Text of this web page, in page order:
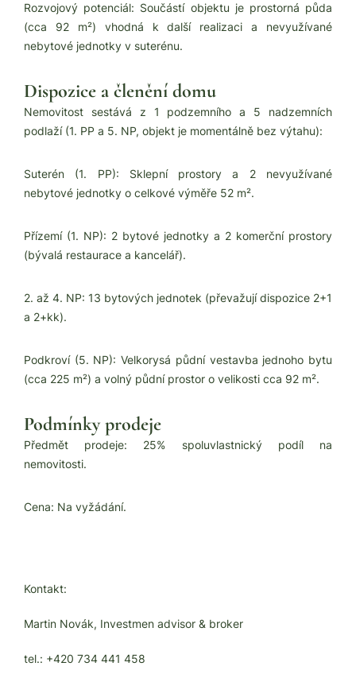
Rozvojový potenciál: Součástí objektu je prostorná půda
(cca 92 m²) vhodná k další realizaci a nevyužívané
nebytové jednotky v suterénu.
Dispozice a členění domu
Nemovitost sestává z 1 podzemního a 5 nadzemních
podlaží (1. PP a 5. NP, objekt je momentálně bez výtahu):
Suterén (1. PP): Sklepní prostory a 2 nevyužívané
nebytové jednotky o celkové výměře 52 m².
Přízemí (1. NP): 2 bytové jednotky a 2 komerční prostory
(bývalá restaurace a kancelář).
2. až 4. NP: 13 bytových jednotek (převažují dispozice 2+1
a 2+kk).
Podkroví (5. NP): Velkorysá půdní vestavba jednoho bytu
(cca 225 m²) a volný půdní prostor o velikosti cca 92 m².
Podmínky prodeje
Předmět prodeje: 25% spoluvlastnický podíl na
nemovitosti.
Cena: Na vyžádání.
Kontakt:
Martin Novák, Investmen advisor & broker
tel.: +420 734 441 458